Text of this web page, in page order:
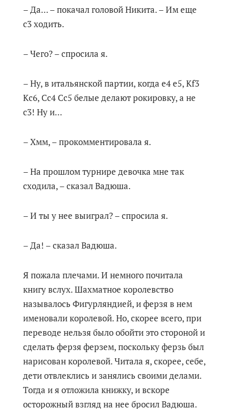
– Да... – покачал головой Никита. – Им еще
с3 ходить.
– Чего? – спросила я.
– Ну, в итальянской партии, когда е4 e5, Кf3
Кc6, Сс4 Сс5 белые делают рокировку, а не
с3! Ну и...
– Хмм, – прокомментировала я.
– На прошлом турнире девочка мне так
сходила, – сказал Вадюша.
– И ты у нее выиграл? – спросила я.
– Да! – сказал Вадюша.
Я пожала плечами. И немного почитала
книгу вслух. Шахматное королевство
называлось Фигурляндией, и ферзя в нем
именовали королевой. Но, скорее всего, при
переводе нельзя было обойти это стороной и
сделать ферзя ферзем, поскольку ферзь был
нарисован королевой. Читала я, скорее, себе,
дети отвлеклись и занялись своими делами.
Тогда и я отложила книжку, и вскоре
осторожный взгляд на нее бросил Вадюша.